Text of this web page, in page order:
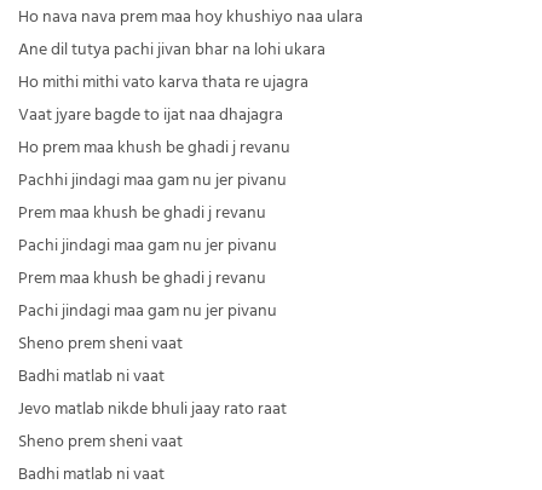
Ho nava nava prem maa hoy khushiyo naa ulara
Ane dil tutya pachi jivan bhar na lohi ukara
Ho mithi mithi vato karva thata re ujagra
Vaat jyare bagde to ijat naa dhajagra
Ho prem maa khush be ghadi j revanu
Pachhi jindagi maa gam nu jer pivanu
Prem maa khush be ghadi j revanu
Pachi jindagi maa gam nu jer pivanu
Prem maa khush be ghadi j revanu
Pachi jindagi maa gam nu jer pivanu
Sheno prem sheni vaat
Badhi matlab ni vaat
Jevo matlab nikde bhuli jaay rato raat
Sheno prem sheni vaat
Badhi matlab ni vaat